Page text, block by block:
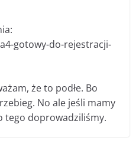
gotowy-do-rejestracji-
że to podłe. Bo
No ale jeśli mamy
tego doprowadziliśmy.